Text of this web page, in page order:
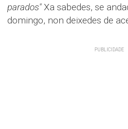
parados"Xa sabedes, se
domingo, non deixedes de